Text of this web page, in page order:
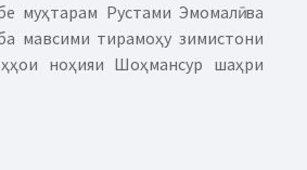
муҳтарам Рустами Эмомалӣ ва
мавсими тирамоҳу зимистони
ноҳияи Шоҳмансур шаҳри